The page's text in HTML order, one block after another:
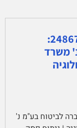
ניתוח פסק הדין: עת"מ 24867-02-11:
משרד
חברה לביטוח בע"מ נ'